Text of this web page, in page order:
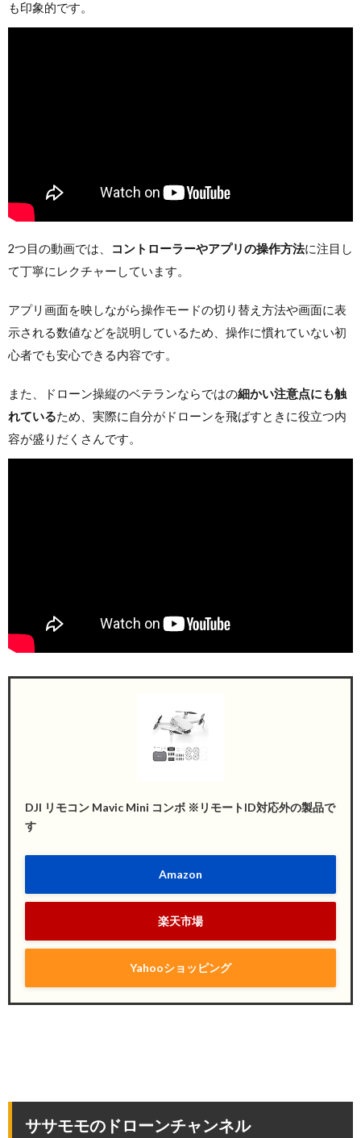
も印象的です。
2つ目の動画では、 コントローラーやアプリの操作方法に注目し
て丁寧にレクチャーしています。
アプリ画面を映しながら操作モードの切り替え方法や画面に表
示される数値などを説明しているため、操作に慣れていない初
心者でも安心できる内容です。
また、ドローン操縦のベテランならではの細かい注意点にも触
れているため、実際に自分がドローンを飛ばすときに役立つ内
容が盛りだくさんです。
DJI リモコン Mavic Mini コンボ ※リモートID対応外の製品で
す
Amazon
楽天市場
Yahooショッピング
ササモモのドローンチャンネル